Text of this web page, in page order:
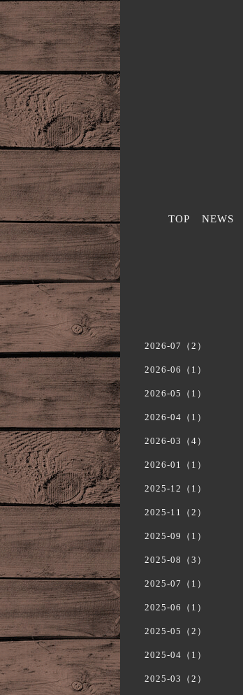
TOP NEWS
2026-07（2）
2026-06（1）
2026-05（1）
2026-04（1）
2026-03（4）
2026-01（1）
2025-12（1）
2025-11（2）
2025-09（1）
2025-08（3）
2025-07（1）
2025-06（1）
2025-05（2）
2025-04（1）
2025-03（2）